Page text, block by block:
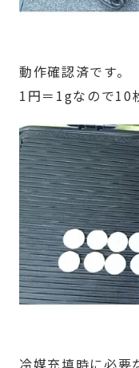
動作確認済です。
1円＝1gなので10
冷媒充填時に必要